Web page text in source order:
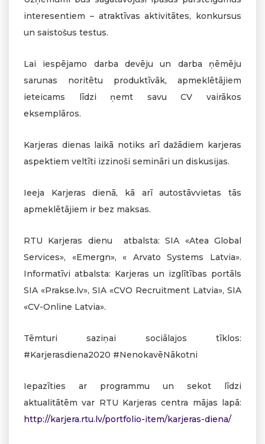
interesentiem – atraktīvas aktivitātes, konkursus
un saistošus testus.
Lai iespējamo darba devēju un darba ņēmēju
sarunas noritētu produktīvāk, apmeklētājiem
ieteicams līdzi ņemt savu CV vairākos
eksemplāros.
Karjeras dienas laikā notiks arī dažādiem karjeras
aspektiem veltīti izzinoši semināri un diskusijas.
Ieeja Karjeras dienā, kā arī autostāvvietas tās
apmeklētājiem ir bez maksas.
RTU Karjeras dienu atbalsta: SIA «Atea Global
Services», «Emergn», « Arvato Systems Latvia».
Informatīvi atbalsta: Karjeras un izglītības portāls
SIA «Prakse.lv», SIA «CVO Recruitment Latvia», SIA
«CV-Online Latvia».
Tēmturi saziņai sociālajos tīklos:
#Karjerasdiena2020 #NenokavēNākotni
Iepazīties ar programmu un sekot līdzi
aktualitātēm var RTU Karjeras centra mājas lapā:
http://karjera.rtu.lv/portfolio-item/karjeras-diena/